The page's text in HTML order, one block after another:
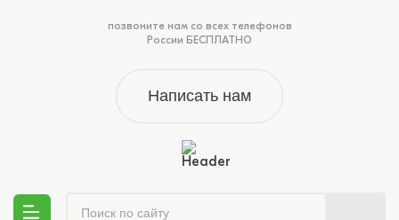
позвоните нам со всех телефонов
России БЕСПЛАТНО
Написать нам